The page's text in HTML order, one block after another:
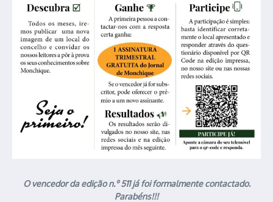
O vencedor da edição n.º 511 já foi formalmente contactado.
Parabéns!!!